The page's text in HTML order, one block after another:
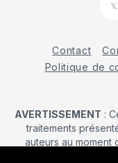
𝕏
Contact
Politique de
AVERTISSEMENT :
traitements
auteurs au moment
journal. La décision